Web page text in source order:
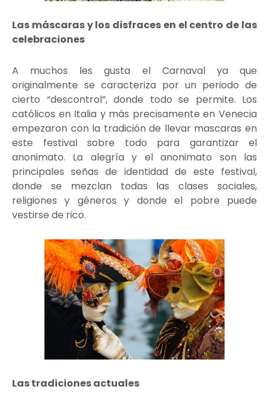
Las máscaras y los disfraces en el centro de las
celebraciones
A muchos les gusta el Carnaval ya que
originalmente se caracteriza por un periodo de
cierto “descontrol”, donde todo se permite. Los
católicos en Italia y más precisamente en Venecia
empezaron con la tradición de llevar mascaras en
este festival sobre todo para garantizar el
anonimato. La alegría y el anonimato son las
principales señas de identidad de este festival,
donde se mezclan todas las clases sociales,
religiones y géneros y donde el pobre puede
vestirse de rico.
Las tradiciones actuales